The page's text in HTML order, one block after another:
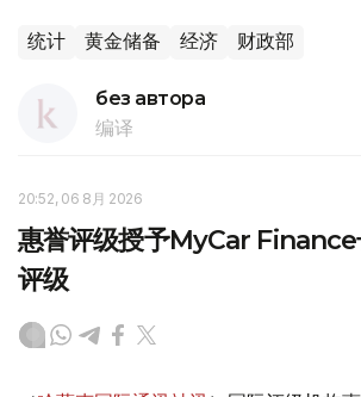
统计 黄金储备 经济 财政部
без автора
编译
20:52, 06 8月 2026
惠誉评级授予MyCar Finance
评级